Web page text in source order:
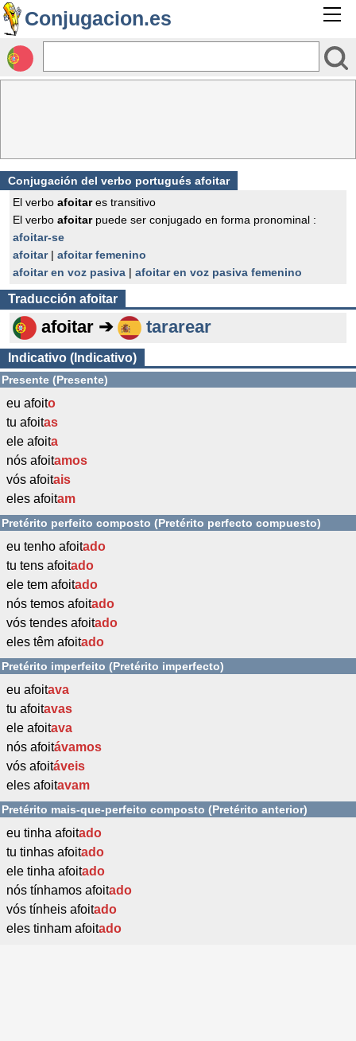
Conjugacion.es
Conjugación del verbo portugués afoitar
El verbo afoitares transitivo
El verbo afoitarpuede ser conjugado en forma pronominal :
afoitar-se
afoitar| afoitar femenino
afoitar en voz pasiva | afoitar en voz pasiva femenino
Traducción afoitar
afoitar ➔ tararear
Indicativo (Indicativo)
Presente (Presente)
eu afoito
tu afoitas
ele afoita
nós afoitamos
vós afoitais
eles afoitam
Pretérito perfeito composto (Pretérito perfecto compuesto)
eu tenho afoitado
tu tens afoitado
ele tem afoitado
nós temos afoitado
vós tendes afoitado
eles têm afoitado
Pretérito imperfeito (Pretérito imperfecto)
eu afoitava
tu afoitavas
ele afoitava
nós afoitávamos
vós afoitáveis
eles afoitavam
Pretérito mais-que-perfeito composto (Pretérito anterior)
eu tinha afoitado
tu tinhas afoitado
ele tinha afoitado
nós tínhamos afoitado
vós tínheis afoitado
eles tinham afoitado